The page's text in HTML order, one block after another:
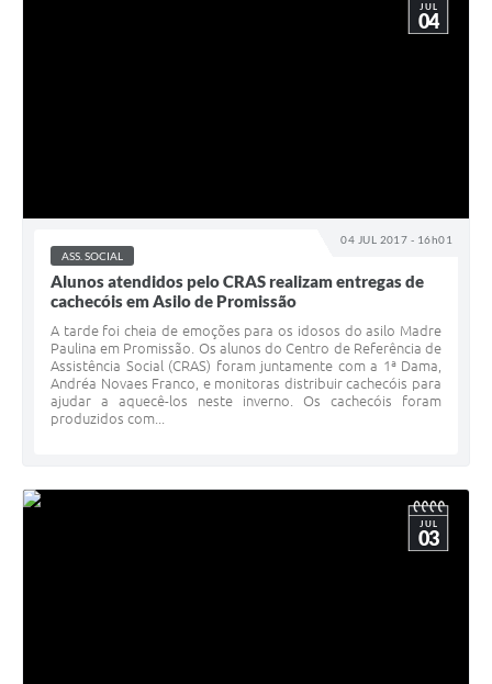
04 JUL 2017 - 16h01
JUL
04
ASS. SOCIAL
Alunos atendidos pelo CRAS realizam entregas de
cachecóis em Asilo de Promissão
A tarde foi cheia de emoções para os idosos do asilo Madre
Paulina em Promissão. Os alunos do Centro de Referência de
Assistência Social (CRAS) foram juntamente com a 1ª Dama,
Andréa Novaes Franco, e monitoras distribuir cachecóis para
ajudar a aquecê-los neste inverno. Os cachecóis foram
produzidos com...
JUL
03